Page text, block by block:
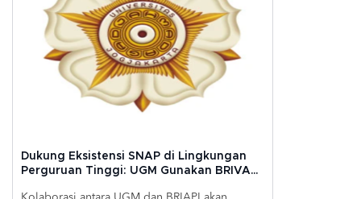
Dukung Eksistensi SNAP di Lingkungan
Perguruan Tinggi: UGM Gunakan BRIVA